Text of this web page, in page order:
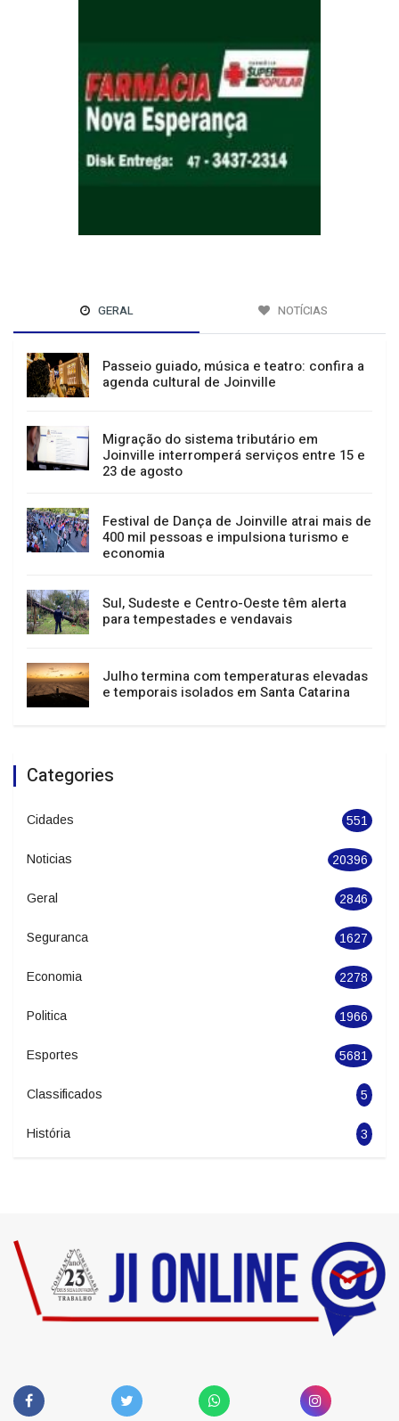
GERAL NOTÍCIAS
Passeio guiado, música e teatro: confira a
agenda cultural de Joinville
Migração do sistema tributário em
Joinville interromperá serviços entre 15 e
23 de agosto
Festival de Dança de Joinville atrai mais de
400 mil pessoas e impulsiona turismo e
economia
Sul, Sudeste e Centro-Oeste têm alerta
para tempestades e vendavais
e temporais isolados em Santa Catarina
Categories
Cidades 551
Noticias 20396
Geral 2846
Seguranca 1627
Economia 2278
Politica 1966
Esportes 5681